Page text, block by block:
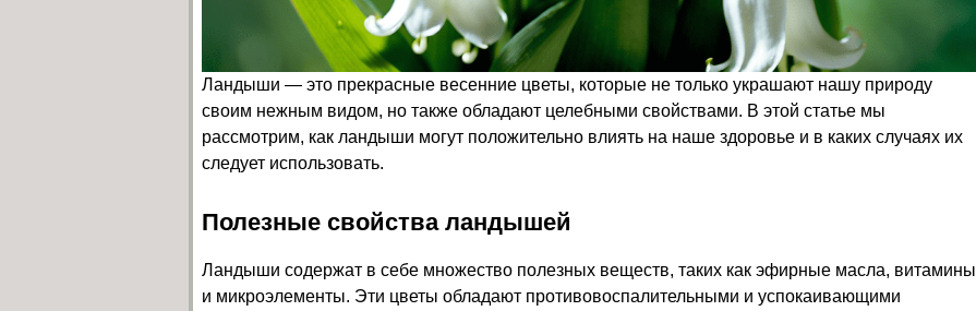
Ландыши — это прекрасные весенние цветы, которые не только украшают нашу природу
своим нежным видом, но также обладают целебными свойствами. В этой статье мы
рассмотрим, как ландыши могут положительно влиять на наше здоровье и в каких случаях их
следует использовать.
Полезные свойства ландышей
Ландыши содержат в себе множество полезных веществ, таких как эфирные масла, витамины
и микроэлементы. Эти цветы обладают противовоспалительными и успокаивающими